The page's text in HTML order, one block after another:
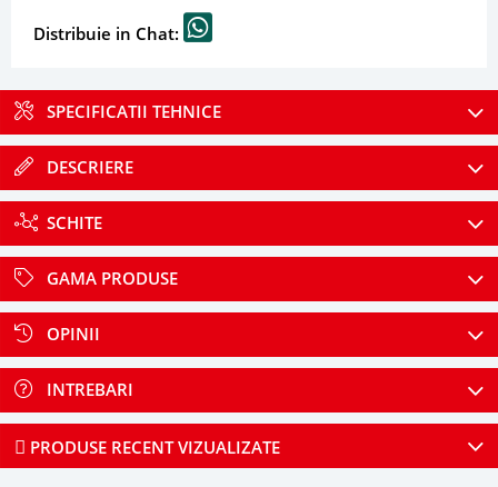
Distribuie in Chat:
SPECIFICATII TEHNICE
DESCRIERE
SCHITE
GAMA PRODUSE
OPINII
INTREBARI
PRODUSE RECENT VIZUALIZATE